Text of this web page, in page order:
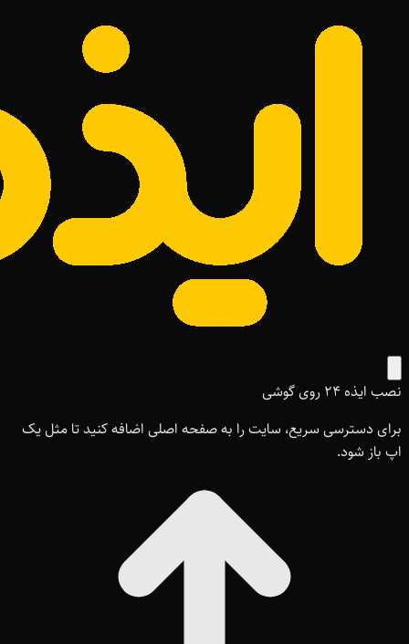
نصب ایذه ۲۴ روی گوشی
برای دسترسی سریع، سایت را به صفحه اصلی اضافه کنید تا مثل یک
اپ باز شود.